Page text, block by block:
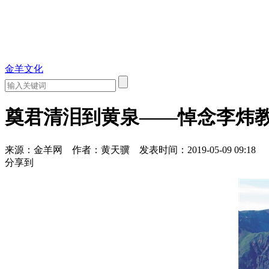
金羊文化
奠君清泪到黄泉——悼念李炜
来源：金羊网 作者：黄天骥
发表时间：2019-05-09 09:18
分享到